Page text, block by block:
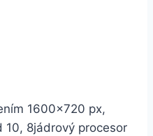
1600×720 px,
10, 8jádrový procesor